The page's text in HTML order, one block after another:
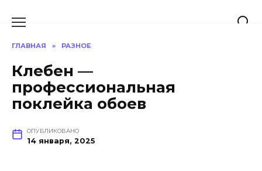
ГЛАВНАЯ » РАЗНОЕ
Клебен —
профессиональная
поклейка обоев
ОПУБЛИКОВАНО
14 января, 2025